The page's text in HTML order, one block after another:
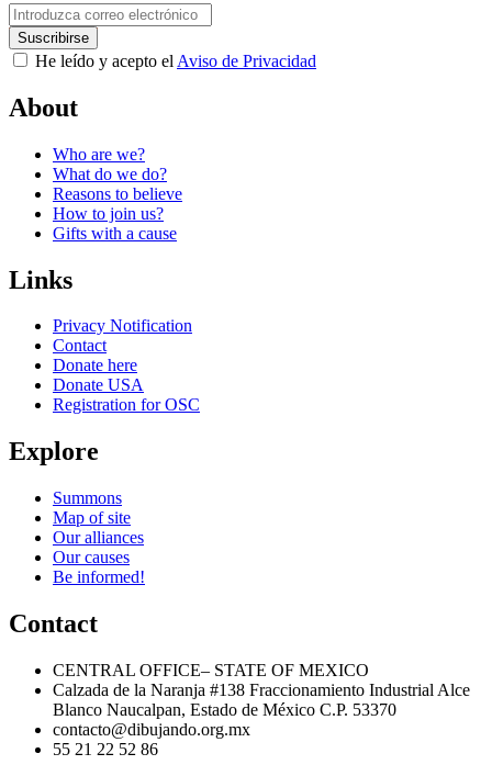
He leído y acepto el Aviso de Privacidad
About
Who are we?
What do we do?
Reasons to believe
How to join us?
Gifts with a cause
Links
Privacy Notification
Contact
Donate here
Donate USA
Registration for OSC
Explore
Summons
Map of site
Our alliances
Our causes
Be informed!
Contact
CENTRAL OFFICE– STATE OF MEXICO
Calzada de la Naranja #138 Fraccionamiento Industrial Alce
Blanco Naucalpan, Estado de México C.P. 53370
contacto@dibujando.org.mx
55 21 22 52 86